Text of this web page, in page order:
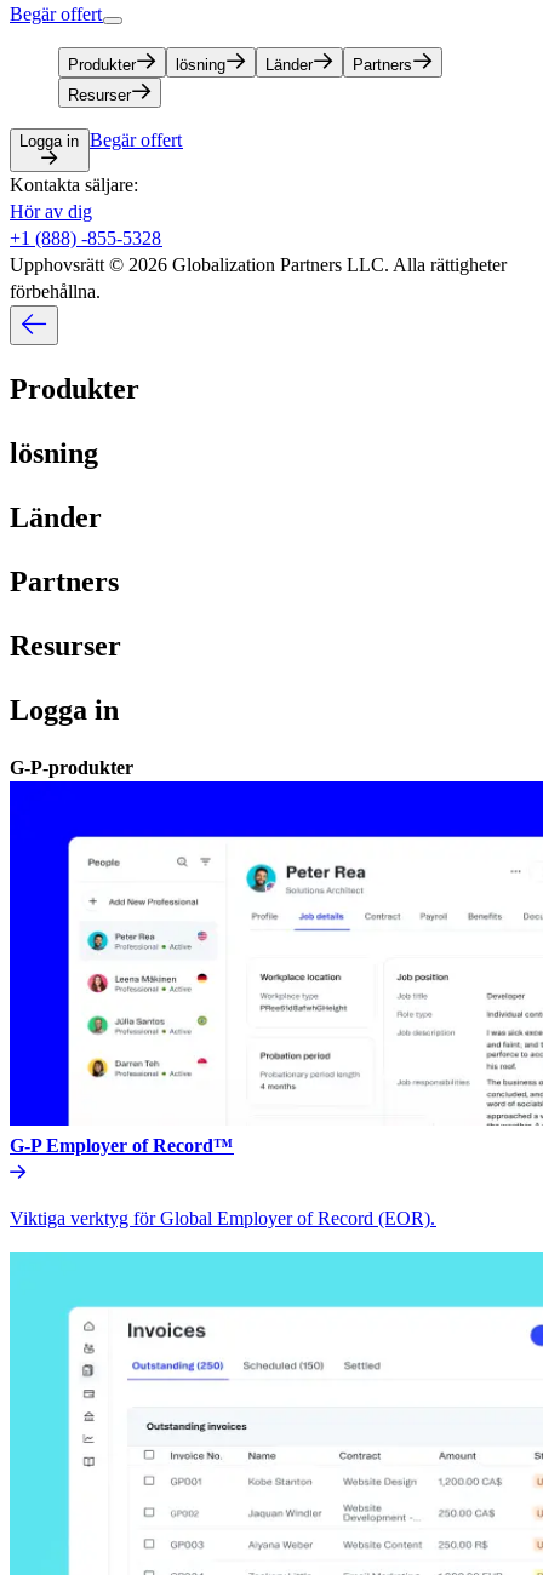
Begär offert​​
Produkter​​ lösning​​ Länder​​
Partners​​
Resurser​​
Logga in​​ Begär offert​​
Kontakta säljare:​​
Hör av dig​​
+1 (888) -855-5328​​
Upphovsrätt © 2026 Globalization Partners LLC. Alla rättigheter
förbehållna.​​
Produkter​​
lösning​​
Länder​​
Partners​​
Resurser​​
Logga in​​
G-P-produkter​​
G-P Employer of Record™​​
Viktiga verktyg för Global Employer of Record (EOR).​​